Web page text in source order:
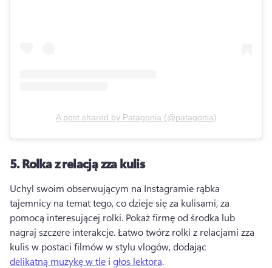
A post shared by Patagonia (@patagonia)
5.Rolka z relacją zza kulis
Uchyl swoim obserwującym na Instagramie rąbka
tajemnicy na temat tego, co dzieje się za kulisami, za
pomocą interesującej rolki. Pokaż firmę od środka lub
nagraj szczere interakcje. Łatwo twórz rolki z relacjami zza
kulis w postaci filmów w stylu vlogów, dodając
delikatną muzykę w tle i głos lektora.